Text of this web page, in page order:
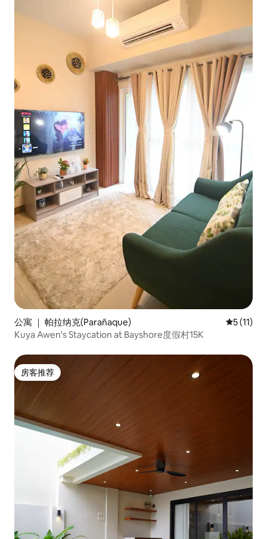
公寓 ｜ 帕拉纳克(Parañaque) 平均评分
5 (11)
Kuya Awen's Staycation at Bayshore度假村15K
房客推荐
房客推荐